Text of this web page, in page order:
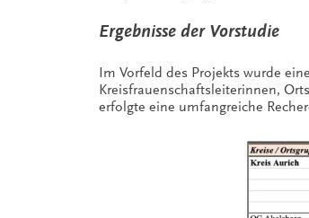
Ergebnisse der Vorstudie
Im Vorfeld des Projekts wurde
Kreisfrauenschaftsleiterinnen,
erfolgte eine umfangreiche